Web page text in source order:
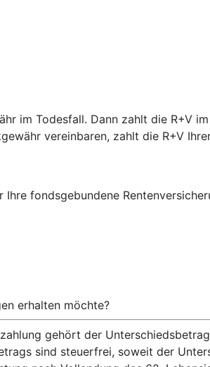
im Todesfall. Dann zahlt die R+V
vereinbaren, zahlt die R+V
fondsgebundene
erhalten möchte?
gehört der
sind steuerfrei, soweit der